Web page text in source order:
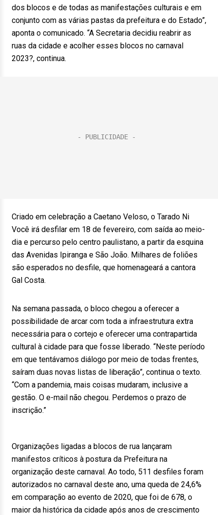
dos blocos e de todas as manifestações culturais e em
conjunto com as várias pastas da prefeitura e do Estado”,
aponta o comunicado. “A Secretaria decidiu reabrir as
ruas da cidade e acolher esses blocos no carnaval
2023?, continua.
Criado em celebração a Caetano Veloso, o Tarado Ni
Você irá desfilar em 18 de fevereiro, com saída ao meio-
dia e percurso pelo centro paulistano, a partir da esquina
das Avenidas Ipiranga e São João. Milhares de foliões
são esperados no desfile, que homenageará a cantora
Gal Costa.
Na semana passada, o bloco chegou a oferecer a
possibilidade de arcar com toda a infraestrutura extra
necessária para o cortejo e oferecer uma contrapartida
cultural à cidade para que fosse liberado. “Neste período
em que tentávamos diálogo por meio de todas frentes,
saíram duas novas listas de liberação”, continua o texto.
“Com a pandemia, mais coisas mudaram, inclusive a
gestão. O e-mail não chegou. Perdemos o prazo de
inscrição.”
Organizações ligadas a blocos de rua lançaram
manifestos críticos à postura da Prefeitura na
organização deste carnaval. Ao todo, 511 desfiles foram
autorizados no carnaval deste ano, uma queda de 24,6%
em comparação ao evento de 2020, que foi de 678, o
maior da histórica da cidade após anos de crescimento